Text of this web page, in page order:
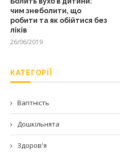
чим знеболити, що
робити та як обійтися без
ліків
26/06/2019
КАТЕГОРІЇ
Вагітність
Дошкільнята
Здоров'я